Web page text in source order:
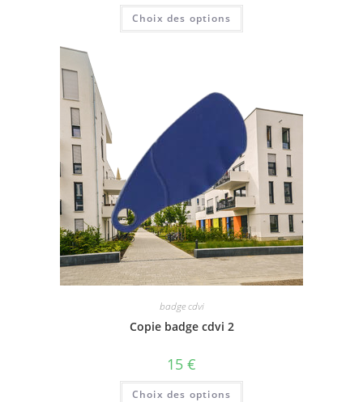
Choix des options
badge cdvi
Copie badge cdvi 2
15 €
Choix des options